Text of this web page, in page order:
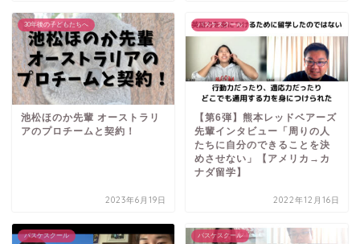
30年後の子どもたちへ
池松ほのか先輩 オーストラリ
アのプロチームと契約！
2023年6月19日
バスケスクール
【第6弾】熊本レッドベアーズ
先輩インタビュー「周りの人
たちに自分のできることを決
めさせない」【アメリカ→カ
ナダ留学】
2022年12月16日
バスケスクール バスケスクール